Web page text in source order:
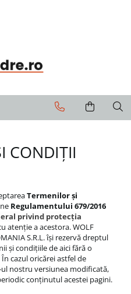
CONDIȚII
Termenilor și
Regulamentului 679/2016
privind protecția
atenție a acestora. WOLF
S.R.L. își rezervă dreptul
și condițiile de aici fără o
cazul oricărei astfel de
nostru versiunea modificată,
conținutul acestei pagini.